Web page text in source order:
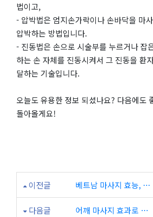
법이고,
- 압박법은 엄지손가락이나 손바닥을 마
압박하는 방법입니다.
- 진동법은 손으로 시술부를 누르거나 잡
하는 손 자체를 진동시켜서 그 진동을 환
달하는 기술입니다.
오늘도 유용한 정보 되셨나요? 다음에도
돌아올게요!
이전글 베트남 마사지 효능, 간단하게 알아보자!
다음글 어깨 마사지 효과로 어깨 통증 완화 시켜보자!